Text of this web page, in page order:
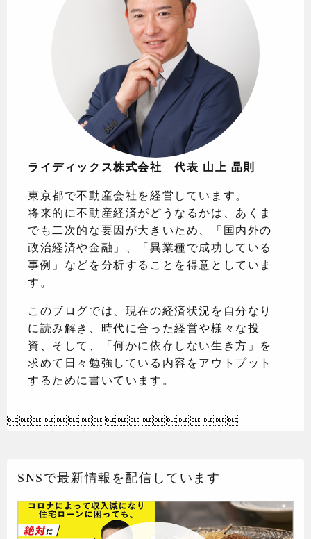
ライディックス株式会社 代表 山上 晶則
東京都で不動産会社を経営しています。
将来的に不動産経済がどうなるかは、あくま
でも二次的な要因が大きいため、「国内外の
政治経済や金融」、「異業種で成功している
事例」などを分析することを得意としていま
す。
このブログでは、現在の経済状況を自分なり
に読み解き、時代に合った経営や様々な投
資、そして、「何かに依存しない生き方」を
求めて日々勉強している内容をアウトプット
するために書いています。

SNSで最新情報を配信しています